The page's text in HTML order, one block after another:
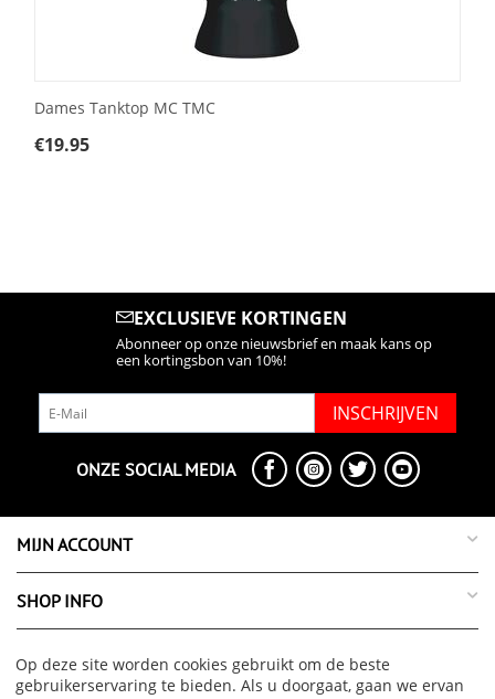
Dames Tanktop MC TMC
€19.95
EXCLUSIEVE KORTINGEN
Abonneer op onze nieuwsbrief en maak kans op
een kortingsbon van 10%!
INSCHRIJVEN
ONZE SOCIAL MEDIA
MIJN ACCOUNT
SHOP INFO
SUPPORT INFO
Op deze site worden cookies gebruikt om de beste
gebruikerservaring te bieden. Als u doorgaat, gaan we ervan